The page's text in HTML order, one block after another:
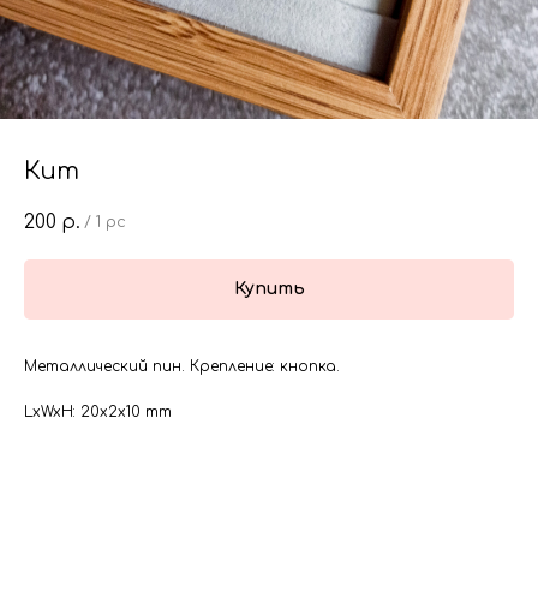
Кит
200 р. / 1 pc
Купить
Металлический пин. Крепление: кнопка.
LxWxH: 20x2x10 mm